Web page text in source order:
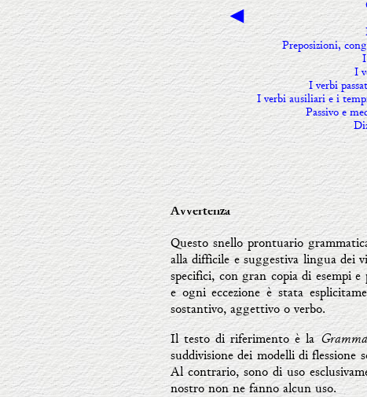
◄
Preposizioni,
I
I verbi
I verbi ausiliari e i
Passivo e
Avvertenza
Questo snello prontuario
alla difficile e suggestiva lingua dei
specifici, con gran copia di esempi
e ogni eccezione è stata
sostantivo, aggettivo o verbo.
Il testo di riferimento è la
suddivisione dei modelli di flessione
Al contrario, sono di uso
nostro non ne fanno alcun uso.